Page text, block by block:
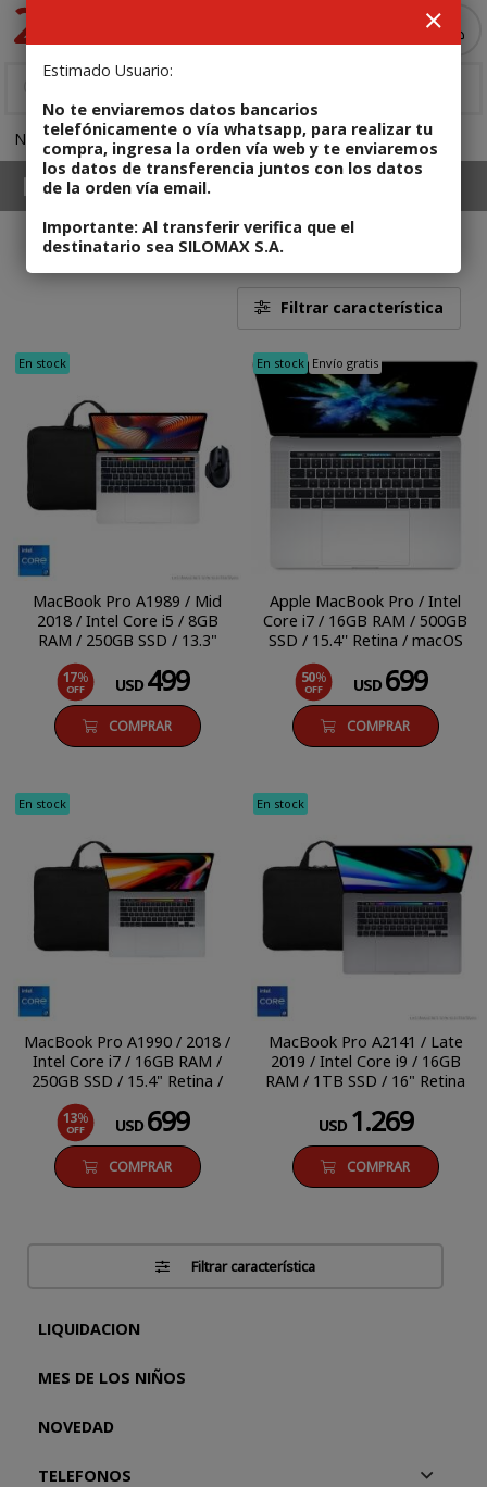
Estimado Usuario:
No te enviaremos datos bancarios
telefónicamente o vía whatsapp, para realizar tu
compra, ingresa la orden vía web y te enviaremos
los datos de transferencia juntos con los datos
de la orden vía email.
Importante: Al transferir verifica que el
destinatario sea SILOMAX S.A.
NOTEBOOKS MacBook recertificadas!
NOTEBOOKS MacBook recertificadas!
4
Filtrar característica
En stock
MacBook Pro A1989 / Mid
2018 / Intel Core i5 / 8GB
RAM / 250GB SSD / 13.3"
Retina / macOS Mojave
17%
OFF USD 499
COMPRAR
En stock Envío gratis
Apple MacBook Pro / Intel
Core i7 / 16GB RAM / 500GB
SSD / 15.4'' Retina / macOS
50%
OFF USD 699
COMPRAR
En stock
MacBook Pro A1990 / 2018 /
Intel Core i7 / 16GB RAM /
250GB SSD / 15.4" Retina /
macOS Sequoia
13%
OFF USD 699
COMPRAR
En stock
MacBook Pro A2141 / Late
2019 / Intel Core i9 / 16GB
RAM / 1TB SSD / 16" Retina
USD 1.269
COMPRAR
Filtrar característica
LIQUIDACION
MES DE LOS NIÑOS
NOVEDAD
TELEFONOS